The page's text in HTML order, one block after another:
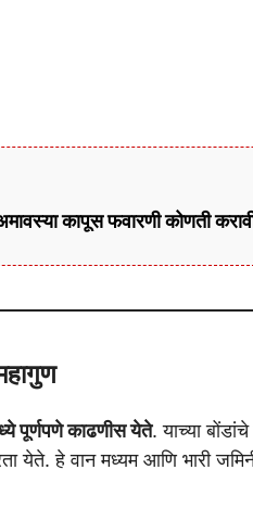
कापूस फवारणी कोणती
पूर्णपणे काढणीस येते. याच्या
येते. हे वान मध्यम आणि भारी